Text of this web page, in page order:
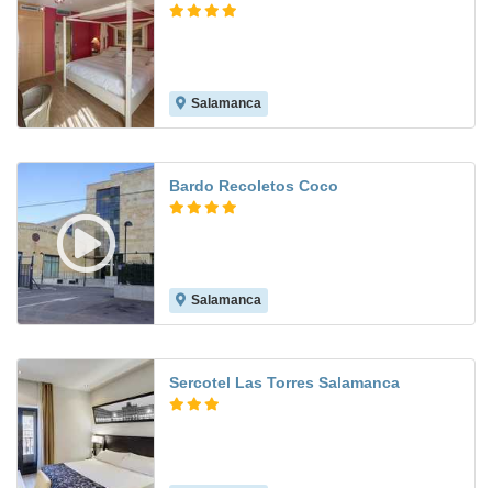
Salamanca
Bardo Recoletos Coco
Salamanca
Sercotel Las Torres Salamanca